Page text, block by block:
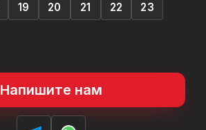
19 20 21 22
23
Напишите нам